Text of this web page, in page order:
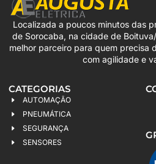
Localizada a poucos minutos das
de Sorocaba, na cidade de
melhor parceiro para quem precisa
com agilidade e
CATEGORIAS
AUTOMAÇÃO
PNEUMÁTICA
SEGURANÇA
SENSORES